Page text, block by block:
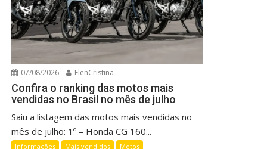
07/08/2026 ElenCristina
Confira o ranking das motos mais
vendidas no Brasil no mês de julho
Saiu a listagem das motos mais vendidas no
mês de julho: 1º – Honda CG 160...
Informações Mais vendidos Motos